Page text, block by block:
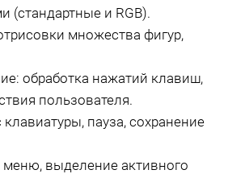
(стандартные и RGB).
множества фигур,
обработка нажатий клавиш,
пользователя.
пауза, сохранение
меню, выделение активного